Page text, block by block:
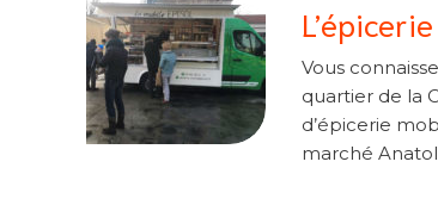
Vous
quartier de la
d’épicerie
marché